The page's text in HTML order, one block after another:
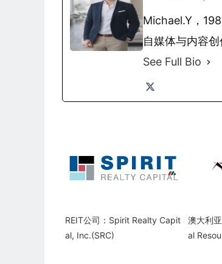
Michael.Y，
自媒体与内容
See Full Bio
REIT公司：Spirit Realty Capit
al, Inc.(SRC)
澳大利
al